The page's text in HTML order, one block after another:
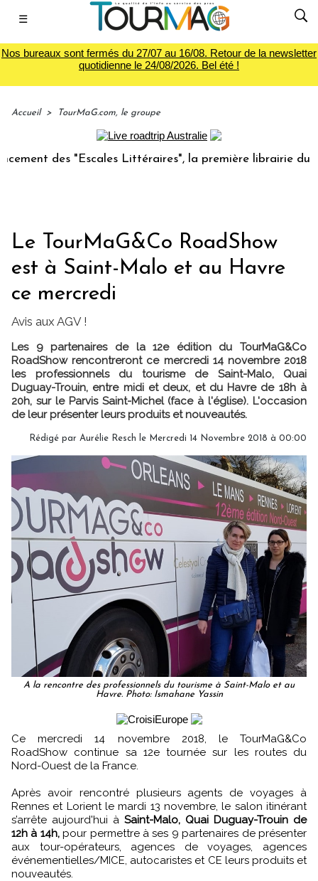
☰
Nos bureaux sont fermés du 27/07 au 16/08. Retour de la newsletter
quotidienne le 24/08/2026. Bel été !
Accueil > TourMaG.com, le groupe
des "Escales Littéraires", la première librairie du voyage
Le TourMaG&Co RoadShow
est à Saint-Malo et au Havre
ce mercredi
Avis aux AGV !
Les 9 partenaires de la 12e édition du TourMaG&Co
RoadShow rencontreront ce mercredi 14 novembre 2018
les professionnels du tourisme de Saint-Malo, Quai
Duguay-Trouin, entre midi et deux, et du Havre de 18h à
20h, sur le Parvis Saint-Michel (face à l'église). L'occasion
de leur présenter leurs produits et nouveautés.
Rédigé par Aurélie Resch le Mercredi 14 Novembre 2018 à 00:00
A la rencontre des professionnels du tourisme à Saint-Malo et au
Havre. Photo: Ismahane Yassin
Ce mercredi 14 novembre 2018, le TourMaG&Co
RoadShow continue sa 12e tournée sur les routes du
Nord-Ouest de la France.
Après avoir rencontré plusieurs agents de voyages à
Rennes et Lorient le mardi 13 novembre, le salon itinérant
s’arrête aujourd'hui à Saint-Malo, Quai Duguay-Trouin de
12h à 14h,pour permettre à ses 9 partenaires de présenter
aux tour-opérateurs, agences de voyages, agences
événementielles/MICE, autocaristes et CE leurs produits et
nouveautés.